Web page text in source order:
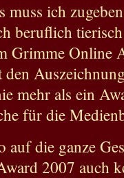
muss ich
beruflich
Grimme Online
den
mehr als ein
für die
auf die ganze
2007 auch